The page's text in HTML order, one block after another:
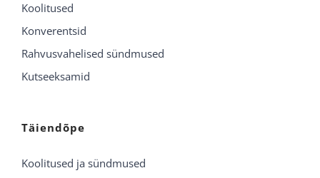
Koolitused
Konverentsid
Rahvusvahelised sündmused
Kutseeksamid
Täiendõpe
Koolitused ja sündmused